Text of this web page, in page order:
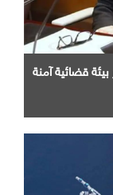
قضائية آمنة